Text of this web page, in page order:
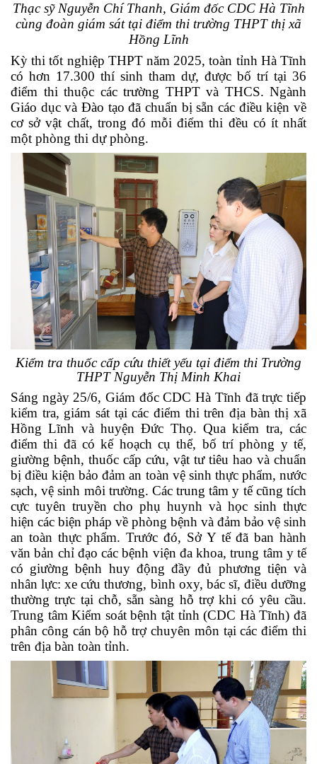
Thạc sỹ Nguyễn Chí Thanh, Giám đốc CDC Hà Tĩnh
cùng đoàn giám sát tại điểm thi trường THPT thị xã
Hồng Lĩnh
Kỳ thi tốt nghiệp THPT năm 2025, toàn tỉnh Hà Tĩnh
có hơn 17.300 thí sinh tham dự, được bố trí tại 36
điểm thi thuộc các trường THPT và THCS. Ngành
Giáo dục và Đào tạo đã chuẩn bị sẵn các điều kiện về
cơ sở vật chất, trong đó mỗi điểm thi đều có ít nhất
một phòng thi dự phòng.
Kiểm tra thuốc cấp cứu thiết yếu tại điểm thi Trường
THPT Nguyễn Thị Minh Khai
Sáng ngày 25/6, Giám đốc CDC Hà Tĩnh đã trực tiếp
kiểm tra, giám sát tại các điểm thi trên địa bàn thị xã
Hồng Lĩnh và huyện Đức Thọ. Qua kiểm tra, các
điểm thi đã có kế hoạch cụ thể, bố trí phòng y tế,
giường bệnh, thuốc cấp cứu, vật tư tiêu hao và chuẩn
bị điều kiện bảo đảm an toàn vệ sinh thực phẩm, nước
sạch, vệ sinh môi trường. Các trung tâm y tế cũng tích
cực tuyên truyền cho phụ huynh và học sinh thực
hiện các biện pháp về phòng bệnh và đảm bảo vệ sinh
an toàn thực phẩm.Trước đó, Sở Y tế đã ban hành
văn bản chỉ đạo các bệnh viện đa khoa, trung tâm y tế
có giường bệnh huy động đầy đủ phương tiện và
nhân lực: xe cứu thương, bình oxy, bác sĩ, điều dưỡng
thường trực tại chỗ, sẵn sàng hỗ trợ khi có yêu cầu.
Trung tâm Kiểm soát bệnh tật tỉnh (CDC Hà Tĩnh) đã
phân công cán bộ hỗ trợ chuyên môn tại các điểm thi
trên địa bàn toàn tỉnh.